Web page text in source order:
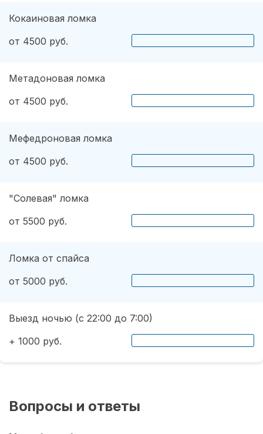
Кокаиновая ломка
от 4500 руб.
Метадоновая ломка
от 4500 руб.
Мефедроновая ломка
от 4500 руб.
"Солевая" ломка
от 5500 руб.
Ломка от спайса
от 5000 руб.
Выезд ночью (с 22:00 до 7:00)
+ 1000 руб.
Вопросы и ответы